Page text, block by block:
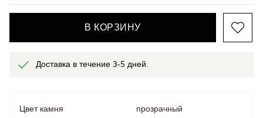
В КОРЗИНУ
Доставка в течение 3-5 дней.
Цвет камня
прозрачный